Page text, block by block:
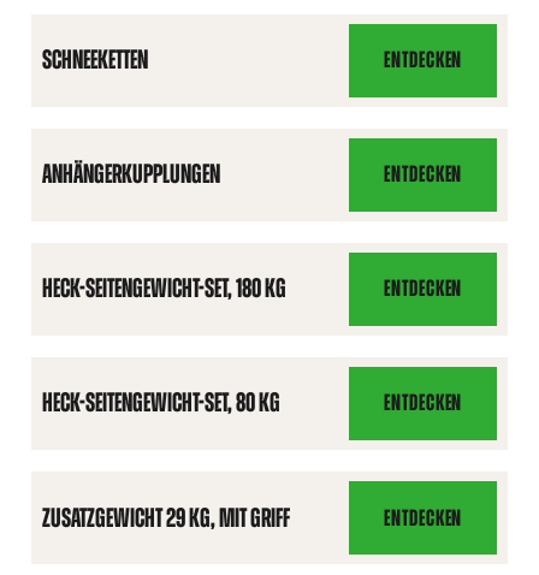
SCHNEEKETTEN ENTDECKEN
SCHNEEKETTEN
ANHÄNGERKUPPLUNGEN ENTDECKEN
HECK-SEITENGEWICHT-SET, 180 KG ENTDECKEN
HECK-
SEITENGEWICHT-
SET,
180
HECK-SEITENGEWICHT-SET, 80 KG ENTDECKEN
HECK-
SEITENGEWICHT-
SET,
80
ZUSATZGEWICHT 29 KG, MIT GRIFF ENTDECKEN
ZUSATZGEWICHT
29